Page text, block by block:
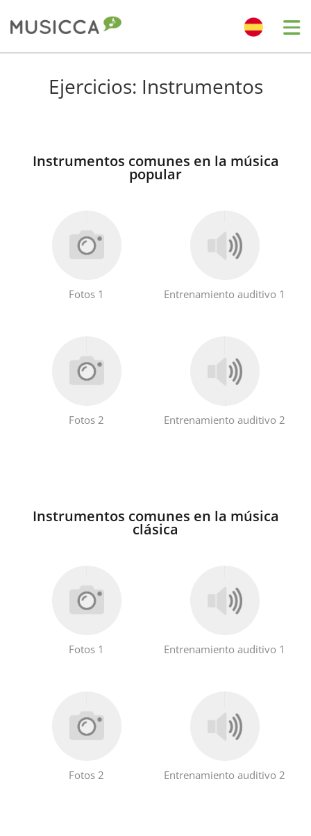
Dansk
English
Español
Français
日本語
Português
Русский
Svenska
Tiếng Việt
Ejercicios: Instrumentos
Instrumentos comunes en la música
popular
Fotos 1 Entrenamiento auditivo 1
Fotos 2 Entrenamiento auditivo 2
Instrumentos comunes en la música
clásica
Fotos 1 Entrenamiento auditivo 1
Fotos 2 Entrenamiento auditivo 2